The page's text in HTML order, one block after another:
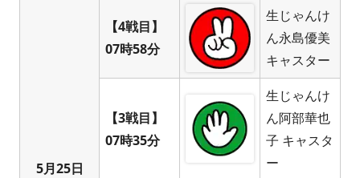
5月25日
【4戦目】
07時58分
生じゃんけ
ん永島優美
キャスター
【3戦目】
07時35分
生じゃんけ
ん阿部華也
子 キャスタ
ー